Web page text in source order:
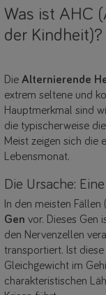
Was ist AHC
der Kindheit)?
Die Alternierende
extrem seltene und
Hauptmerkmal sind
die typischerweise
Meist zeigen sich die
Lebensmonat.
Die Ursache:
In den meisten
Gen vor. Dieses Gen
den Nervenzellen
transportiert. Ist
Gleichgewicht im
charakteristischen